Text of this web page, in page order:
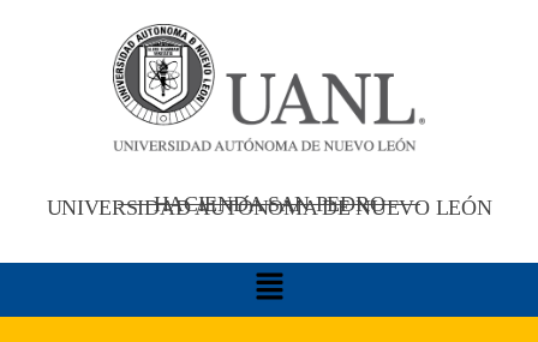
UNIVERSIDAD AUTÓNOMA DE NUEVO LEÓN
HACIENDA SAN PEDRO